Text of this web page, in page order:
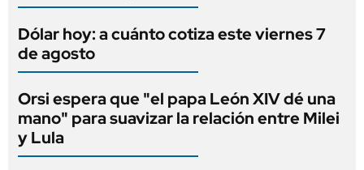
Dólar hoy: a cuánto cotiza este viernes 7
de agosto
Orsi espera que "el papa León XIV dé una
mano" para suavizar la relación entre Milei
y Lula